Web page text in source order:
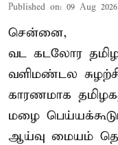
Published on: 09 Aug
சென்னை,
வட கடலோர
வளிமண்டல
காரணமாக
மழை
ஆய்வு மையம்